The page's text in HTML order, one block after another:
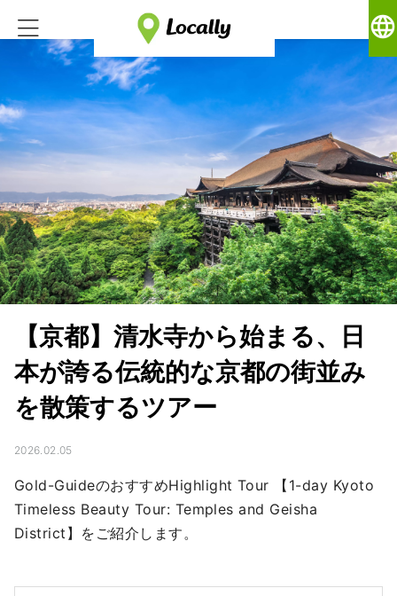
language
【京都】清水寺から始まる、日
本が誇る伝統的な京都の街並み
を散策するツアー
2026.02.05
Gold-GuideのおすすめHighlight Tour 【1-day Kyoto
Timeless Beauty Tour: Temples and Geisha
District】をご紹介します。